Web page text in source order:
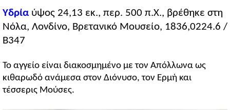
Υδρίαύψος 24,13 εκ., περ. 500 π.Χ., βρέθηκε στη
Νόλα, Λονδίνο, Βρετανικό Μουσείο, 1836,0224.6 /
B347
Το αγγείο είναι διακοσμημένο με τον Απόλλωνα ως
κιθαρωδό ανάμεσα στον Διόνυσο, τον Ερμή και
τέσσερις Μούσες.